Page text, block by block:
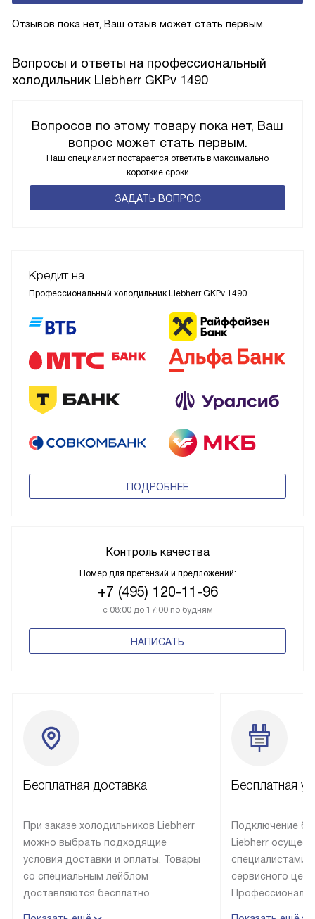
Отзывов пока нет, Ваш отзыв может стать первым.
Вопросы и ответы на профессиональный
холодильник Liebherr GKPv 1490
Вопросов по этому товару пока нет, Ваш
вопрос может стать первым.
Наш специалист постарается ответить в максимально
короткие сроки
ЗАДАТЬ ВОПРОС
Кредит на
Профессиональный холодильник Liebherr GKPv 1490
ПОДРОБНЕЕ
Контроль качества
Номер для претензий и предложений:
+7 (495) 120-11-96
с 08:00 до 17:00 по будням
НАПИСАТЬ
Бесплатная доставка
При заказе холодильников Liebherr
можно выбрать подходящие
условия доставки и оплаты. Товары
со специальным лейблом
доставляются бесплатно
Бесплатная
Подключение
Liebherr
специалистами
сервисного